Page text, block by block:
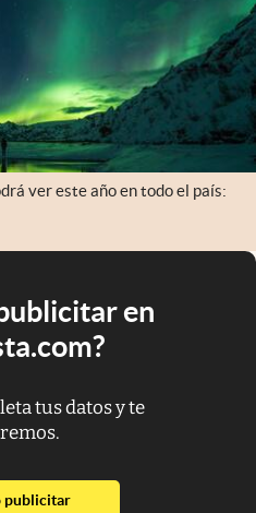
ver este año en todo el país:
en
tus datos y te
publicitarabre en nueva pestaña